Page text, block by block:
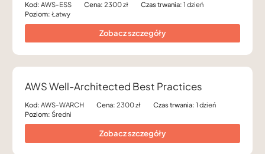
Kod: AWS-ESS Cena: 2300 zł Czas trwania: 1 dzień
Poziom: Łatwy
Zobacz szczegóły
AWS Well-Architected Best Practices
Kod: AWS-WARCH Cena: 2300 zł Czas trwania: 1 dzień
Poziom: Średni
Zobacz szczegóły